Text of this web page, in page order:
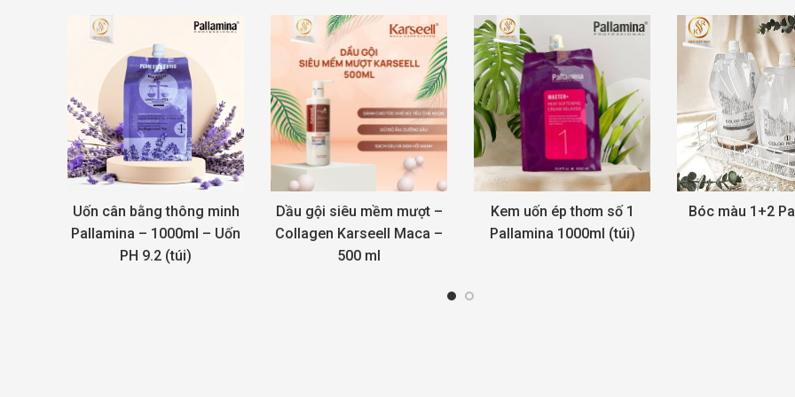
Uốn cân bằng thông minh
Pallamina – 1000ml – Uốn
PH 9.2 (túi)
Dầu gội siêu mềm mượt –
Collagen Karseell Maca –
500 ml
Kem uốn ép thơm số 1
Pallamina 1000ml (túi)
Bóc màu 1+2